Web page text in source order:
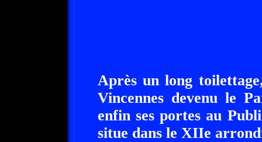
Après un long
Vincennes devenu le
enfin ses portes au
situe dans le XIIe